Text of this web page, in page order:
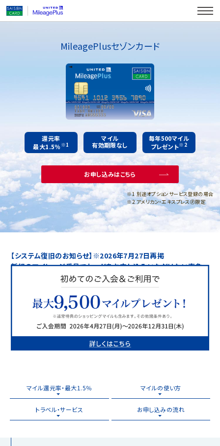
MileagePlusセゾンカード
還元率
最大1.5％※1
マイル
有効期限なし
毎年500マイル
プレゼント※2
お申し込みはこちら
1 別途オプションサービス登録の場合
2 アメリカン・エキスプレス🄬限定
【システム復旧のお知らせ】※2026年7月27日再掲
新規のマイレージ番号でカードをお申し込みいただけない事象
マイル還元率・最大1.5％ マイルの使い方
トラベル・サービス お申し込みの流れ